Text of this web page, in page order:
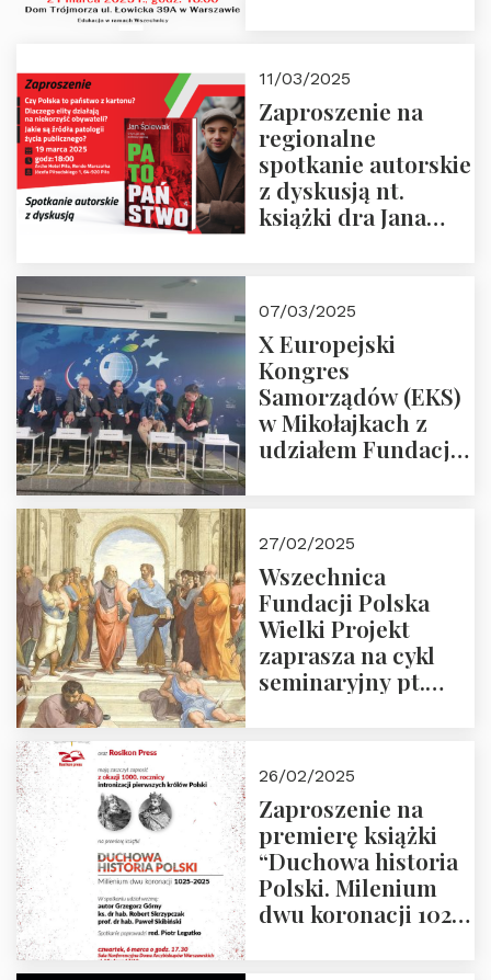
i prof.
Krasnodębski
11/03/2025
Zaproszenie na
regionalne
spotkanie autorskie
z dyskusją nt.
książki dra Jana
07/03/2025
X Europejski
Kongres
Samorządów (EKS)
w Mikołajkach z
udziałem Fundacji
27/02/2025
Wszechnica
Fundacji Polska
Wielki Projekt
zaprasza na cykl
seminaryjny pt.
26/02/2025
Zaproszenie na
premierę książki
“Duchowa historia
Polski. Milenium
dwu koronacji 1025-